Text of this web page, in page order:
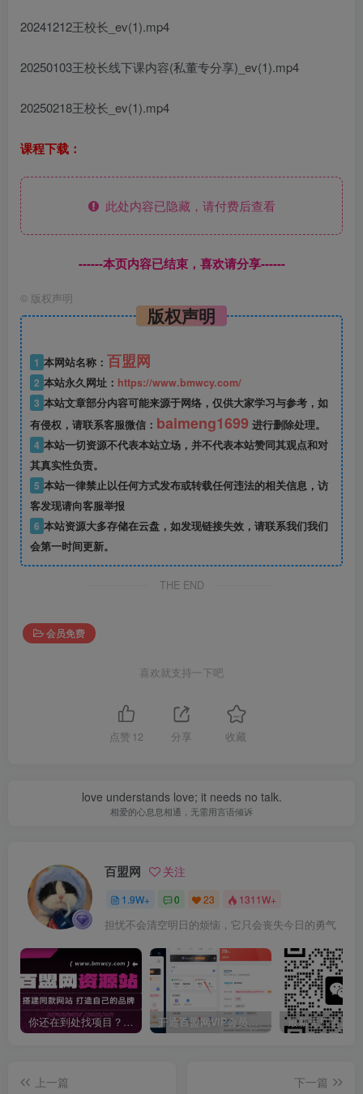
20241212王校长_ev(1).mp4
20250103王校长线下课内容(私董专分享)_ev(1).mp4
20250218王校长_ev(1).mp4
课程下载：
此处内容已隐藏，请付费后查看
------本页内容已结束，喜欢请分享------
© 版权声明
版权声明
1 本网站名称： 百盟网
2 本站永久网址： https://www.bmwcy.com/
3 本站文章部分内容可能来源于网络，仅供大家学习与参考，如
有侵权，请联系客服微信： baimeng1699 进行删除处理。
4 本站一切资源不代表本站立场，并不代表本站赞同其观点和对
其真实性负责。
5 本站一律禁止以任何方式发布或转载任何违法的相关信息，访
客发现请向客服举报
6 本站资源大多存储在云盘，如发现链接失效，请联系我们我们
会第一时间更新。
THE END
会员免费
喜欢就支持一下吧
点赞 12 分享 收藏
love understands love; it needs no talk.
相爱的心息息相通，无需用言语倾诉
百盟网 关注
1.9W+ 0 23 1311W+
担忧不会清空明日的烦恼，它只会丧失今日的勇气
你还在到处找项目？还在当韭菜？我靠卖项目一个月收入5万+，曾经我也是个失败者。 开通百盟网VIP会员，尊享全站资源免费下载，享70%的推广提成！！【限时五折优惠】
上一篇
下一篇